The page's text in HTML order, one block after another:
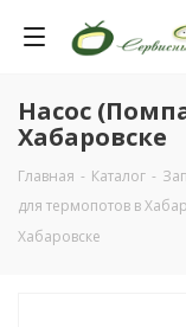
Насос
Хабаровске
Главная - Каталог -
для термопотов в
Хабаровске